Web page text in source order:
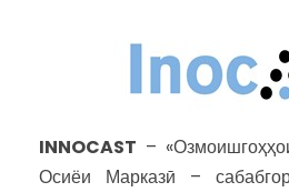
INNOCAST –
Осиёи Марказӣ –